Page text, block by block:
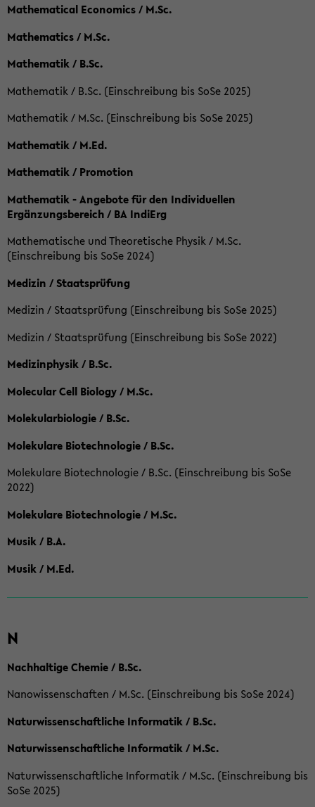
Mathematical Economics / M.Sc.
Mathematics / M.Sc.
Mathematik / B.Sc.
Mathematik / B.Sc. (Einschreibung bis SoSe 2025)
Mathematik / M.Sc. (Einschreibung bis SoSe 2025)
Mathematik / M.Ed.
Mathematik / Promotion
Mathematik - Angebote für den Individuellen
Ergänzungsbereich / BA IndiErg
Mathematische und Theoretische Physik / M.Sc.
(Einschreibung bis SoSe 2024)
Medizin / Staatsprüfung
Medizin / Staatsprüfung (Einschreibung bis SoSe 2025)
Medizin / Staatsprüfung (Einschreibung bis SoSe 2022)
Medizinphysik / B.Sc.
Molecular Cell Biology / M.Sc.
Molekularbiologie / B.Sc.
Molekulare Biotechnologie / B.Sc.
Molekulare Biotechnologie / B.Sc. (Einschreibung bis SoSe
2022)
Molekulare Biotechnologie / M.Sc.
Musik / B.A.
Musik / M.Ed.
N
Nachhaltige Chemie / B.Sc.
Nanowissenschaften / M.Sc. (Einschreibung bis SoSe 2024)
Naturwissenschaftliche Informatik / B.Sc.
Naturwissenschaftliche Informatik / M.Sc.
Naturwissenschaftliche Informatik / M.Sc. (Einschreibung bis
SoSe 2025)